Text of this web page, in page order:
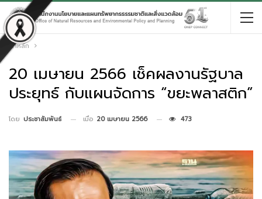
หน้าหลัก
20 เมษายน 2566 เช็คผลงานรัฐบาล
ประยุทธ์ กับแผนจัดการ “ขยะพลาสติก”
โดย ประชาสัมพันธ์ เมื่อ 20 เมษายน 2566 473